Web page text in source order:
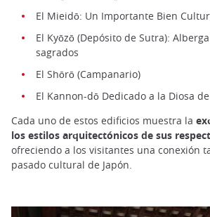
El Mieidō: Un Importante Bien
El Kyōzō (Depósito de Sutra):
sagrados
El Shōrō (Campanario)
El Kannon-dō Dedicado a la Diosa
Cada uno de estos edificios muestra la
los estilos arquitectónicos de sus
ofreciendo a los visitantes una conexión
pasado cultural de Japón.